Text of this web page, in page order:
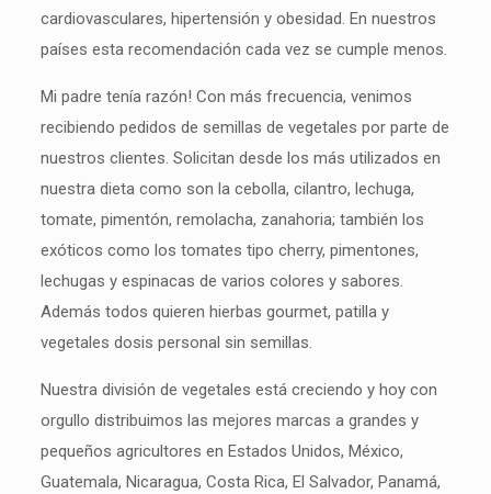
cardiovasculares, hipertensión y obesidad. En nuestros
países esta recomendación cada vez se cumple menos.
Mi padre tenía razón! Con más frecuencia, venimos
recibiendo pedidos de semillas de vegetales por parte de
nuestros clientes. Solicitan desde los más utilizados en
nuestra dieta como son la cebolla, cilantro, lechuga,
tomate, pimentón, remolacha, zanahoria; también los
exóticos como los tomates tipo cherry, pimentones,
lechugas y espinacas de varios colores y sabores.
Además todos quieren hierbas gourmet, patilla y
vegetales dosis personal sin semillas.
Nuestra división de vegetales está creciendo y hoy con
orgullo distribuimos las mejores marcas a grandes y
pequeños agricultores en Estados Unidos, México,
Guatemala, Nicaragua, Costa Rica, El Salvador, Panamá,